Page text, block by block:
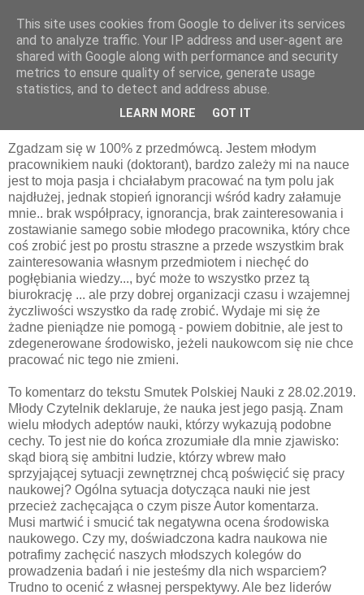
pluskiewicz.blogspot.com
czwartek, 23 maja 2019
Komentarz Czytelnika
Zgadzam się w 100% z przedmówcą. Jestem młodym
pracownikiem nauki (doktorant), bardzo zależy mi na nauce
jest to moja pasja i chciałabym pracować na tym polu jak
najdłużej, jednak stopień ignorancji wśród kadry załamuje
mnie.. brak współpracy, ignorancja, brak zainteresowania i
zostawianie samego sobie młodego pracownika, który chce
coś zrobić jest po prostu straszne a przede wszystkim brak
zainteresowania własnym przedmiotem i niechęć do
pogłębiania wiedzy..., być może to wszystko przez tą
biurokrację ... ale przy dobrej organizacji czasu i wzajemnej
życzliwości wszystko da radę zrobić. Wydaje mi się że
żadne pieniądze nie pomogą - powiem dobitnie, ale jest to
zdegenerowane środowisko, jeżeli naukowcom się nie chce
pracować nic tego nie zmieni.
To komentarz do tekstu Smutek Polskiej Nauki z 28.02.2019.
Młody Czytelnik deklaruje, że nauka jest jego pasją. Znam
wielu młodych adeptów nauki, którzy wykazują podobne
cechy. To jest nie do końca zrozumiałe dla mnie zjawisko:
skąd biorą się ambitni ludzie, którzy wbrew mało
sprzyjającej sytuacji zewnętrznej chcą poświęcić się pracy
naukowej? Ogólna sytuacja dotycząca nauki nie jest
przecież zachęcająca o czym pisze Autor komentarza.
Musi martwić i smucić tak negatywna ocena środowiska
naukowego. Czy my, doświadczona kadra naukowa nie
potrafimy zachęcić naszych młodszych kolegów do
prowadzenia badań i nie jesteśmy dla nich wsparciem?
Trudno to ocenić z własnej perspektywy. Ale bez liderów
This site uses cookies from Google to deliver its services
and to analyze traffic. Your IP address and user-agent are
shared with Google along with performance and security
metrics to ensure quality of service, generate usage
statistics, and to detect and address abuse.
LEARN MORE GOT IT